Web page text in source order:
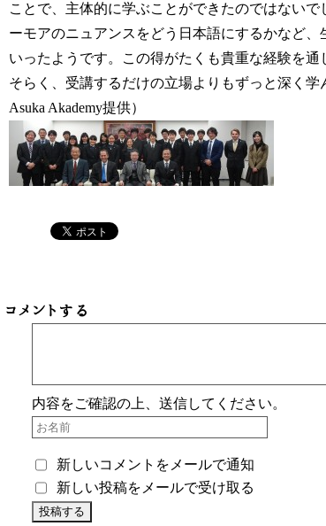
ことで、主体的に学ぶことができたのではない
ーモアのニュアンスをどう日本語にするかなど
いったようです。この得がたくも貴重な経験を
そらく、受講するだけの立場よりもずっと深く
Asuka Akademy提供）
コメントする
内容をご確認の上、送信してください。
新しいコメントをメールで通知
新しい投稿をメールで受け取る